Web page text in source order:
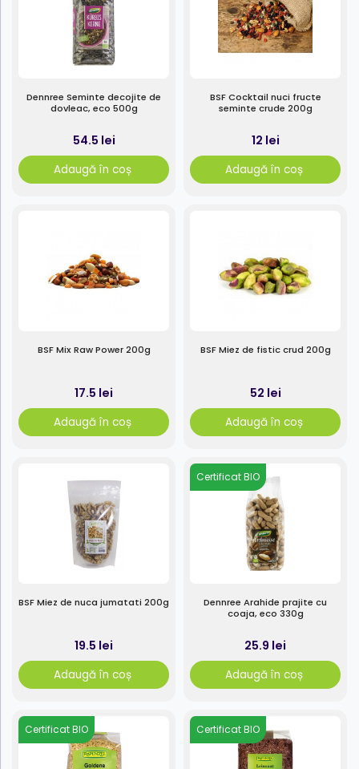
Dennree Seminte decojite de
dovleac, eco 500g
54.5 lei
Adaugă în coș
BSF Cocktail nuci fructe
seminte crude 200g
12 lei
Adaugă în coș
BSF Mix Raw Power 200g
17.5 lei
Adaugă în coș
BSF Miez de fistic crud 200g
52 lei
Adaugă în coș
BSF Miez de nuca jumatati 200g
19.5 lei
Adaugă în coș
Certificat BIO
Dennree Arahide prajite cu
coaja, eco 330g
25.9 lei
Adaugă în coș
Certificat BIO Certificat BIO